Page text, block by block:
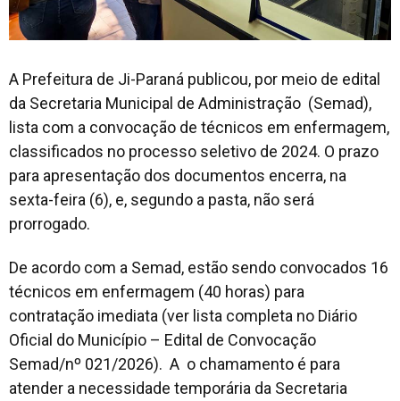
A Prefeitura de Ji-Paraná publicou, por meio de edital
da Secretaria Municipal de Administração (Semad),
lista com a convocação de técnicos em enfermagem,
classificados no processo seletivo de 2024. O prazo
para apresentação dos documentos encerra, na
sexta-feira (6), e, segundo a pasta, não será
prorrogado.
De acordo com a Semad, estão sendo convocados 16
técnicos em enfermagem (40 horas) para
contratação imediata (ver lista completa no Diário
Oficial do Município – Edital de Convocação
Semad/nº 021/2026). A o chamamento é para
atender a necessidade temporária da Secretaria